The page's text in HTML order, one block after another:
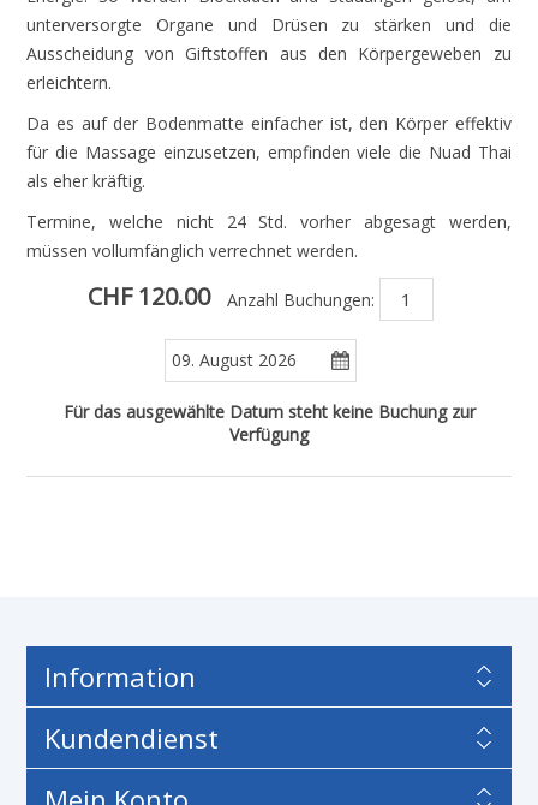
unterversorgte Organe und Drüsen zu stärken und die
Ausscheidung von Giftstoffen aus den Körpergeweben zu
erleichtern.
Da es auf der Bodenmatte einfacher ist, den Körper effektiv
für die Massage einzusetzen, empfinden viele die Nuad Thai
als eher kräftig.
Termine, welche nicht 24 Std. vorher abgesagt werden,
müssen vollumfänglich verrechnet werden.
CHF 120.00 Anzahl Buchungen:
Für das ausgewählte Datum steht keine Buchung zur
Verfügung
Information
Kundendienst